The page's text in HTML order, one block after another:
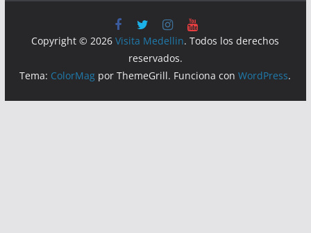
Copyright © 2026Visita Medellin. Todos los derechos
reservados.
Tema: ColorMag por ThemeGrill. Funciona conWordPress.